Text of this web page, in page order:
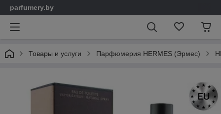
parfumery.by
Товары и услуги Парфюмерия HERMES (Эрмес)